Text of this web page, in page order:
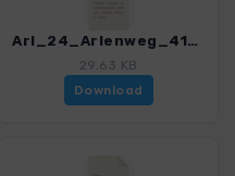
Arl_24_Arlenweg_4121_5.gpx
29.63 KB
Download